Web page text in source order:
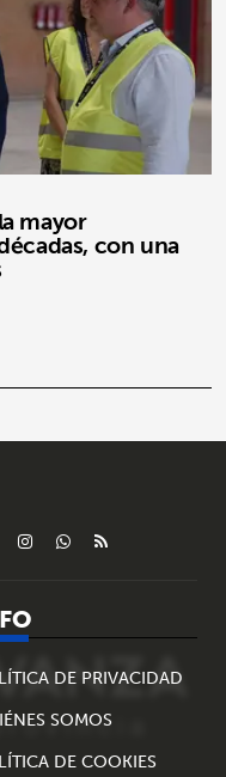
mayor
con una
DE PRIVACIDAD
SOMOS
DE COOKIES